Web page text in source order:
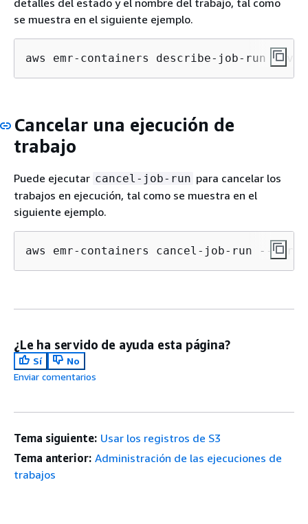
se muestra en el siguiente ejemplo.
aws emr-containers describe-job-run
Cancelar una ejecución de
trabajo
Puede ejecutar cancel-job-run para cancelar los
trabajos en ejecución, tal como se muestra en el
siguiente ejemplo.
aws emr-containers cancel-job-run --
¿Le ha servido de ayuda esta página?
Sí
No
Enviar comentarios
Tema siguiente: Usar los registros de S3
Tema anterior: Administración de las ejecuciones de
trabajos